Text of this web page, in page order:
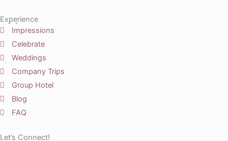
Experience
Impressions
Celebrate
Weddings
Company Trips
Group Hotel
Blog
FAQ
Let’s Connect!